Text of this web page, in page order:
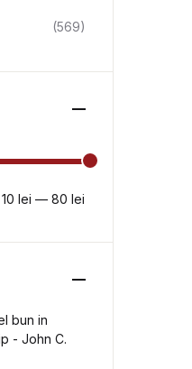
(569)
10 lei —80 lei
bun in
- John C.